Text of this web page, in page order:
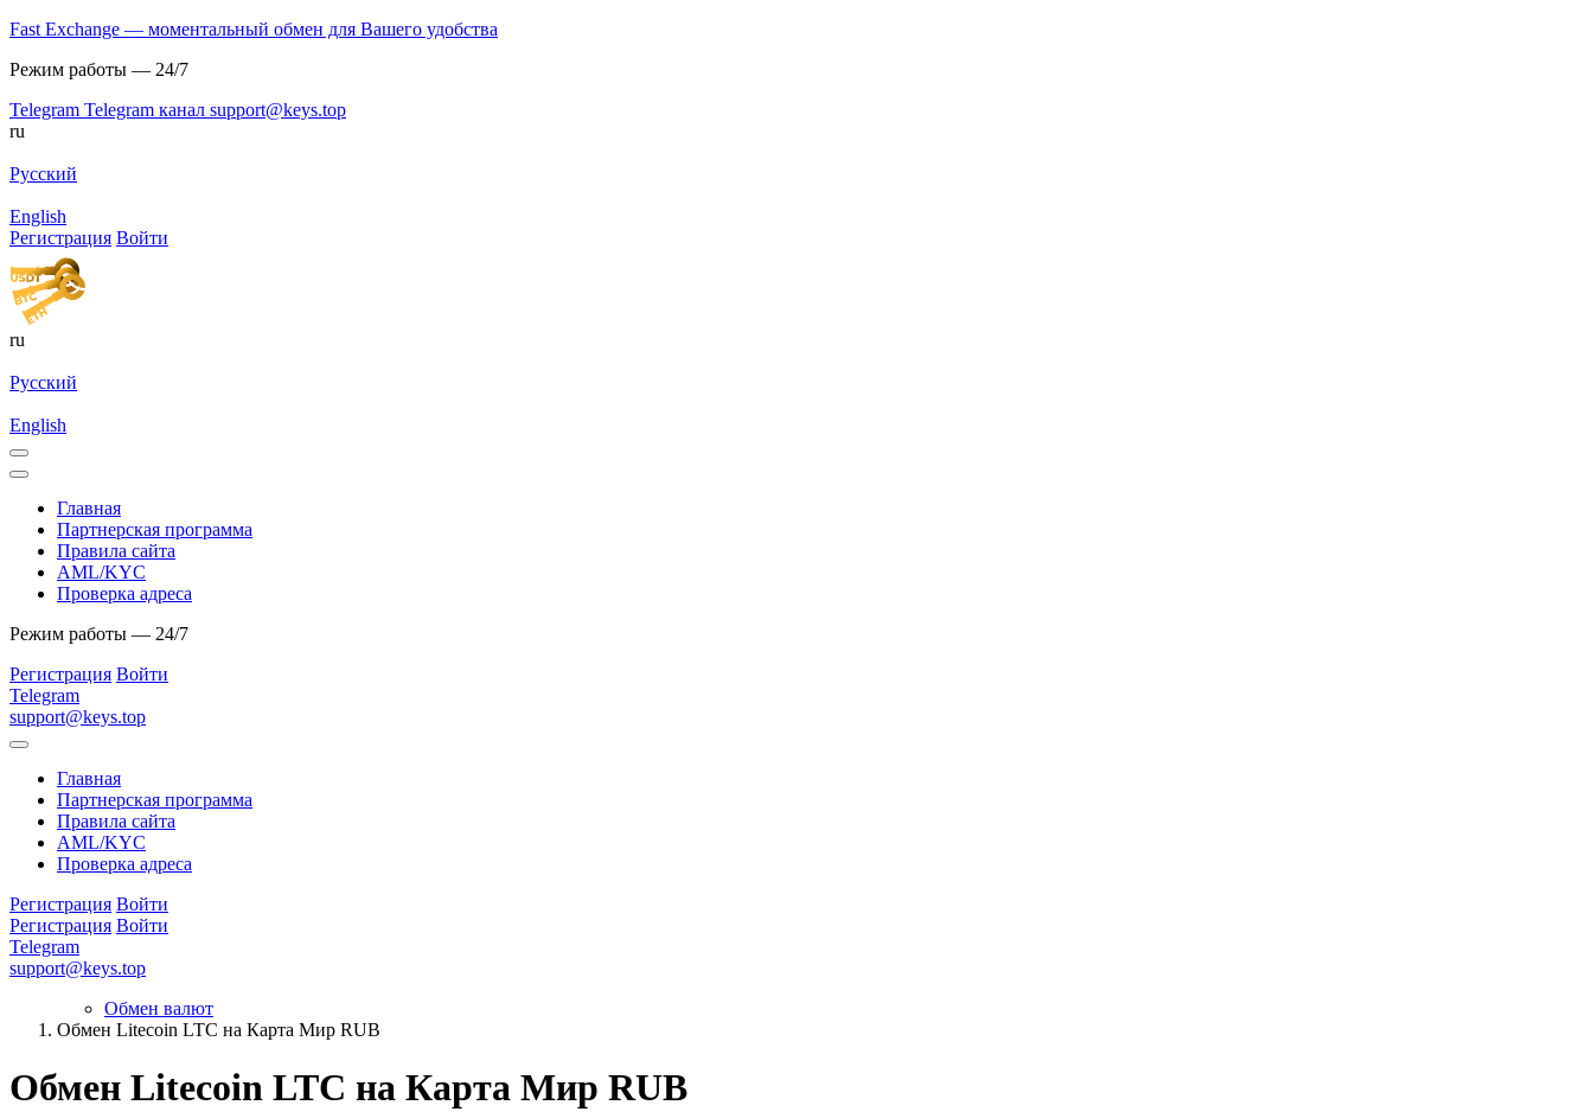
Fast Exchange — моментальный обмен для Вашего удобства
Режим работы — 24/7
Telegram Telegram канал support@keys.top
ru
Русский
English
Регистрация Войти
ru
Русский
English
Главная
Партнерская программа
Правила сайта
AML/KYC
Проверка адреса
Режим работы — 24/7
Регистрация Войти
Telegram
support@keys.top
Главная
Партнерская программа
Правила сайта
AML/KYC
Проверка адреса
Регистрация Войти
Регистрация Войти
Telegram
support@keys.top
Обмен валют
Обмен Litecoin LTC на Карта Мир RUB
Обмен Litecoin LTC на Карта Мир RUB